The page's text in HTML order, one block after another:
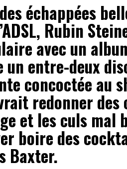
échappées
Rubin
avec un
un entre-deux
concoctée au
redonner
et les culs mal
boire des
Baxter.